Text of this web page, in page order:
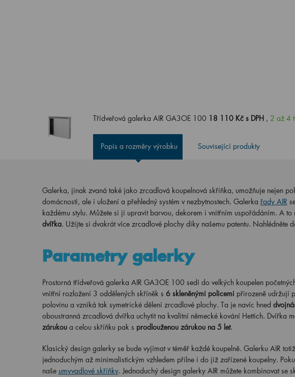
Třídveřová galerka AIR GA3OE 100 18 110 Kč s DPH , 2 až 4
Popis a rozměry výrobku Související produkty
Galerka, jinak zvaná také jako zrcadlová koupelnová skříňka, umožňuje nejen
domácnosti, ale i uložení a přehledný systém v nezbytnostech. Galerka řady AIR
každému stylu. Můžete si ji upravit barvou, dekorem i vnitřním uspořádáním. A
dvířka. Užijte si dvakrát více zrcadlové plochy díky našemu patentu. Nahlédněte
Parametry galerky
Prostorná třídveřová galerka AIR GA3OE 100 sedí do velkých koupelen
vnitřní rozložení 3 oddělených skříněk s 6 skleněnými policemi přirozeně udržují
polovinu a vzniká tak symetrické dělení zrcadlové plochy. Ta je navíc hned
oboustranná zrcadlová dvířka uchytit na kvalitní německé kování Hettich. Dvířka
zárukoua celou skříňku pak s prodlouženou zárukou na 5 let.
Klasický design galerky se bude vyjímat v téměř každé koupelně. Galerku AIR
jednoduchým až minimalistickým vzhledem přilne i do již zařízené koupelny.
naše umyvadlové skříňky. Jednoduchý design galerky AIR můžete kombinovat